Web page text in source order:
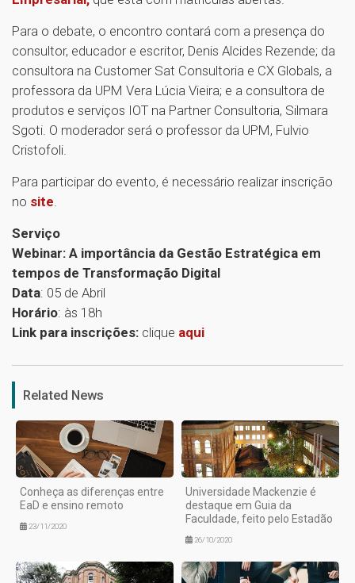
Para o debate, o encontro contará com a presença do
consultor, educador e escritor, Denis Alcides Rezende; da
consultora na Customer Sat Consultoria e CX Globals, a
professora da UPM Vera Lúcia Vieira; e a consultora de
produtos e serviços IOT na Partner Consultoria, Silmara
Sgoti. O moderador será o professor da UPM, Fulvio
Cristofoli.
Para participar do evento, é necessário realizar inscrição
no site
Serviço
Webinar: A importância da Gestão Estratégica em
tempos de Transformação Digital
Data: 05 de Abril
Horário: às 18h
Link para inscrições: clique aqui
1
Related News
Conheça as diferenças entre
EaD e ensino remoto
23/11/2020
Universidade Mackenzie é
destaque em Guia da
Faculdade, feito pelo Estadão
26/10/2020